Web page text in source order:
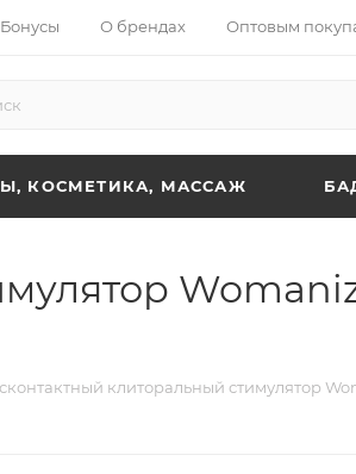
Бонусы О брендах Оптовым
КОСМЕТИКА, МАССАЖ
клиторальный стимулятор